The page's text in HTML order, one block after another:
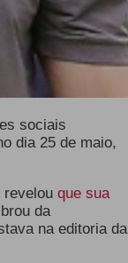
sociais
dia 25 de maio,
revelou que sua
da
na editoria da